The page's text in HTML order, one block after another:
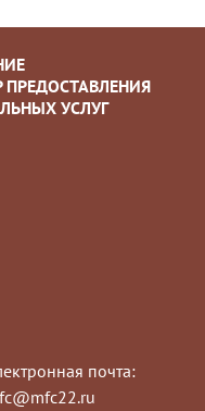
УСЛУГ
почта: